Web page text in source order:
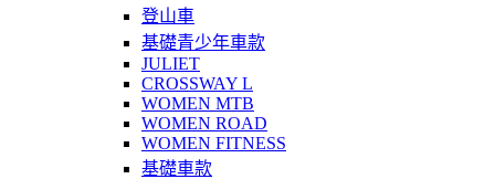
登山車
基礎青少年車款
JULIET
CROSSWAY L
WOMEN MTB
WOMEN ROAD
WOMEN FITNESS
基礎車款